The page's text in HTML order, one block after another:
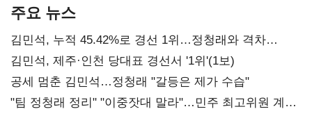
주요 뉴스
김민석, 누적 45.42%로 경선 1위…정청래와 격차
0.86%p(2보)
김민석, 제주·인천 당대표 경선서 '1위'(1보)
공세 멈춘 김민석…정청래 "갈등은 제가 수습"
"팀 정청래 정리" "이중잣대 말라"…민주 최고위원 계파